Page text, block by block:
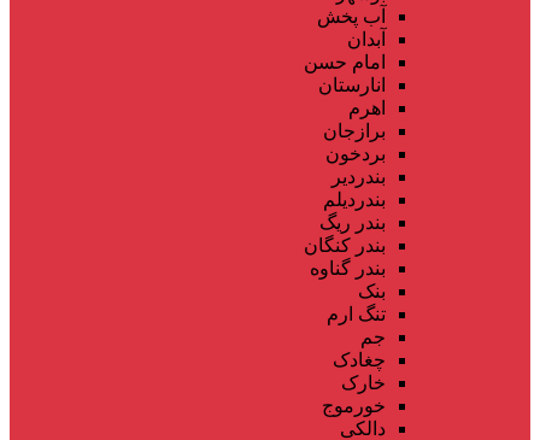
آب پخش
آبدان
امام حسن
انارستان
اهرم
برازجان
بردخون
بندردیر
بندردیلم
بندر ریگ
بندر کنگان
بندر گناوه
بنک
تنگ ارم
جم
چغادک
خارک
خورموج
دالکی